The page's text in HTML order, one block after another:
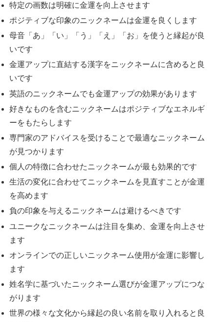
特定の画数は明確に金運を向上させます
ポジティブな印象のニックネームは金運を良くします
母音「あ」「い」「う」「え」「お」を使うと縁起が良
いです
金運アップに直結する漢字をニックネームに含めると良
いです
英語のニックネームでも金運アップの効果があります
好きなものを含むニックネームはポジティブなエネルギ
ーをもたらします
専門家のアドバイスを受けることで最適なニックネーム
が見つかります
個人の特徴に合わせたニックネームが最も効果的です
生活の変化に合わせてニックネームを見直すことが金運
を高めます
負の印象を与えるニックネームは避けるべきです
ユニークなニックネームは注目を集め、金運を向上させ
ます
オンラインでの正しいニックネーム使用が金運に影響し
ます
姓名学に基づいたニックネーム選びが金運アップにつな
がります
世界の様々な文化から縁起の良い名前を取り入れると良